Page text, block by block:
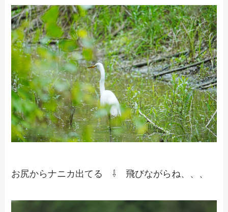
お尻からナニカ出てる ⇩ 飛びながらね、、、